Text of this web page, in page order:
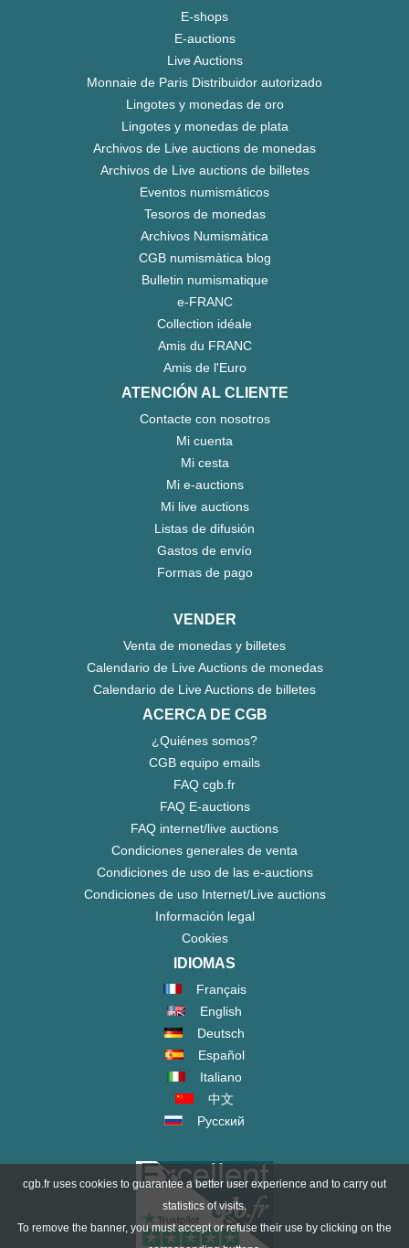
E-shops
E-auctions
Live Auctions
Monnaie de Paris Distribuidor autorizado
Lingotes y monedas de oro
Lingotes y monedas de plata
Archivos de Live auctions de monedas
Archivos de Live auctions de billetes
Eventos numismáticos
Tesoros de monedas
Archivos Numismàtica
CGB numismàtica blog
Bulletin numismatique
e-FRANC
Collection idéale
Amis du FRANC
Amis de l'Euro
ATENCIÓN AL CLIENTE
Contacte con nosotros
Mi cuenta
Mi cesta
Mi e-auctions
Mi live auctions
Listas de difusión
Gastos de envío
Formas de pago
VENDER
Venta de monedas y billetes
Calendario de Live Auctions de monedas
Calendario de Live Auctions de billetes
ACERCA DE CGB
¿Quiénes somos?
CGB equipo emails
FAQ cgb.fr
FAQ E-auctions
FAQ internet/live auctions
Condiciones generales de venta
Condiciones de uso de las e-auctions
Condiciones de uso Internet/Live auctions
Información legal
Cookies
IDIOMAS
Français
English
Deutsch
Español
Italiano
中文
Русский
cgb.fr uses cookies to guarantee a better user experience and to carry out
statistics of visits.
To remove the banner, you must accept or refuse their use by clicking on the